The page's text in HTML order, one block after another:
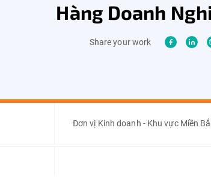
Hàng Doanh
Share your work
Đơn vị Kinh doanh - Khu vực Miền